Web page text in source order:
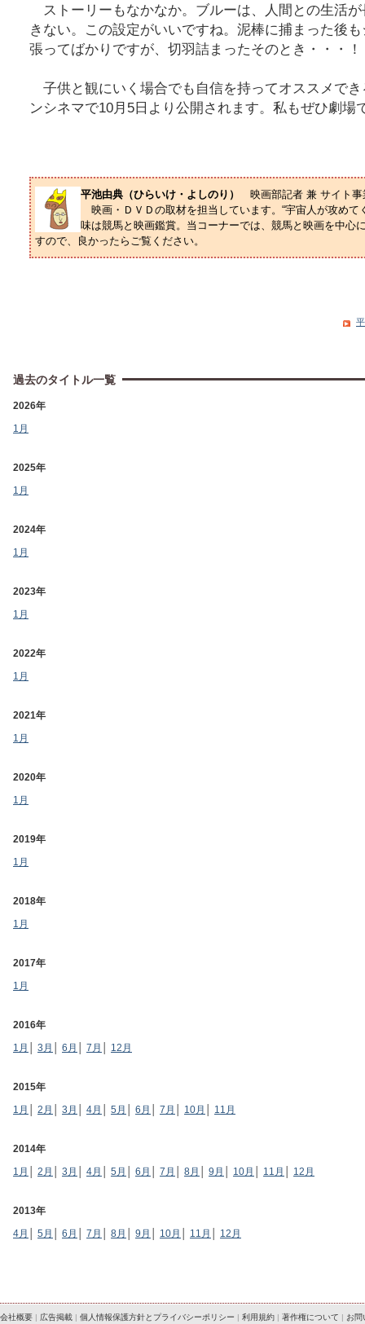
ストーリーもなかなか。ブルーは、人間との生活
きない。この設定がいいですね。泥棒に捕まった後
張ってばかりですが、切羽詰まったそのとき・・・！
子供と観にいく場合でも自信を持ってオススメで
ンシネマで10月5日より公開されます。私もぜひ劇場
平池由典（ひらいけ・よしのり） 映画部記者 兼 サイト
映画・ＤＶＤの取材を担当しています。“宇宙人が攻めて
味は競馬と映画鑑賞。当コーナーでは、競馬と映画を中心
すので、良かったらご覧ください。
過去のタイトル一覧
2026年
1月
2025年
1月
2024年
1月
2023年
1月
2022年
1月
2021年
1月
2020年
1月
2019年
1月
2018年
1月
2017年
1月
2016年
1月
3月 6月 7月 12月
2015年
1月
2月 3月 4月 5月 6月 7月 10月 11月
2014年
1月
2月 3月 4月 5月 6月 7月 8月 9月 10月 11月 12月
2013年
4月
5月 6月 7月 8月 9月 10月 11月 12月
会社概要 | 広告掲載 | 個人情報保護方針とプライバシーポリシー | 利用規約 | 著作権について | お問